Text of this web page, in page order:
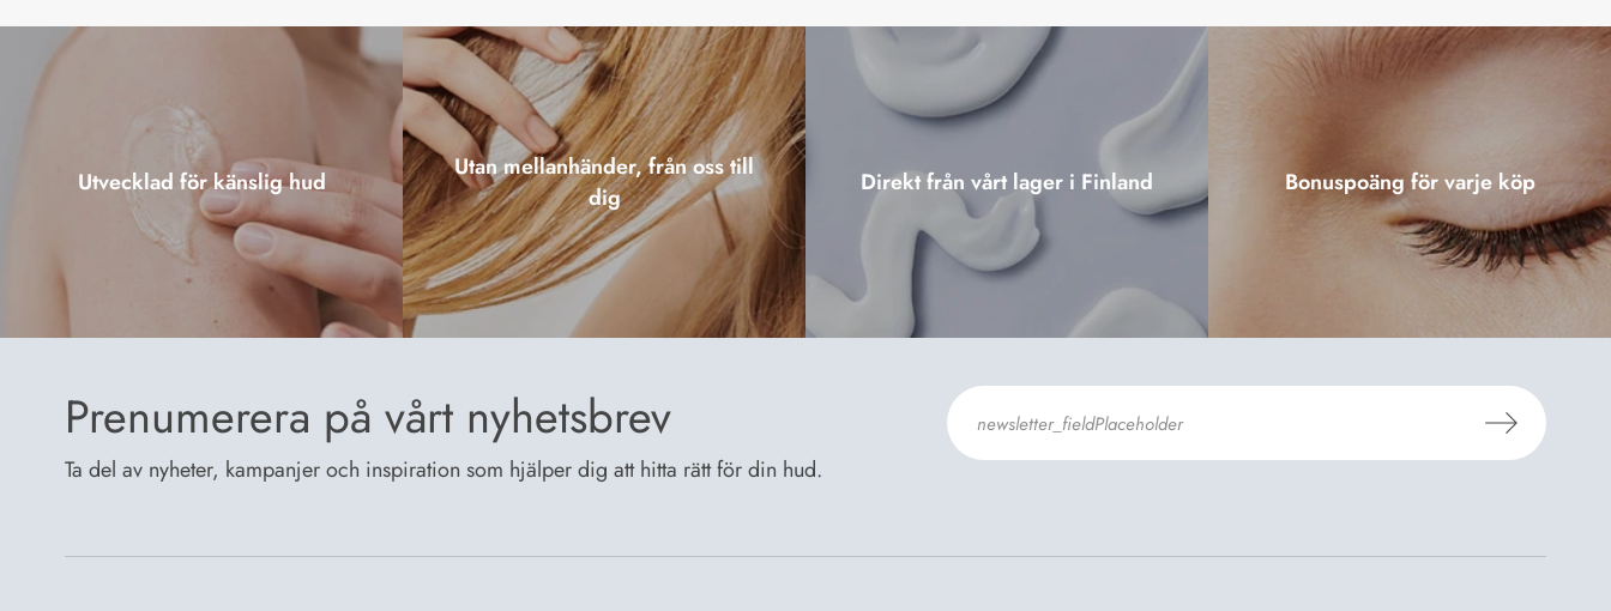
Utvecklad för känslig hud
Utan mellanhänder, från oss till
dig
Direkt från vårt lager i Finland Bonuspoäng för varje köp
Prenumerera på vårt nyhetsbrev
Ta del av nyheter, kampanjer och inspiration som hjälper dig att hitta rätt för din hud.